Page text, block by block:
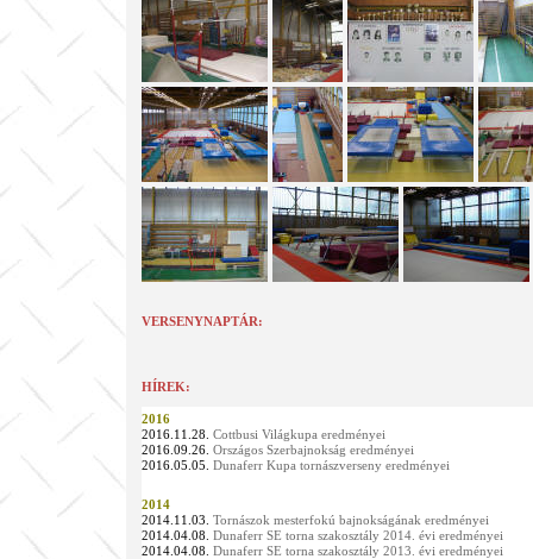
VERSENYNAPTÁR:
HÍREK:
2016
2016.11.28. Cottbusi Világkupa eredményei
2016.09.26. Országos Szerbajnokság eredményei
2016.05.05. Dunaferr Kupa tornászverseny eredményei
2014
2014.11.03. Tornászok mesterfokú bajnokságának eredményei
2014.04.08. Dunaferr SE torna szakosztály 2014. évi eredményei
2014.04.08. Dunaferr SE torna szakosztály 2013. évi eredményei